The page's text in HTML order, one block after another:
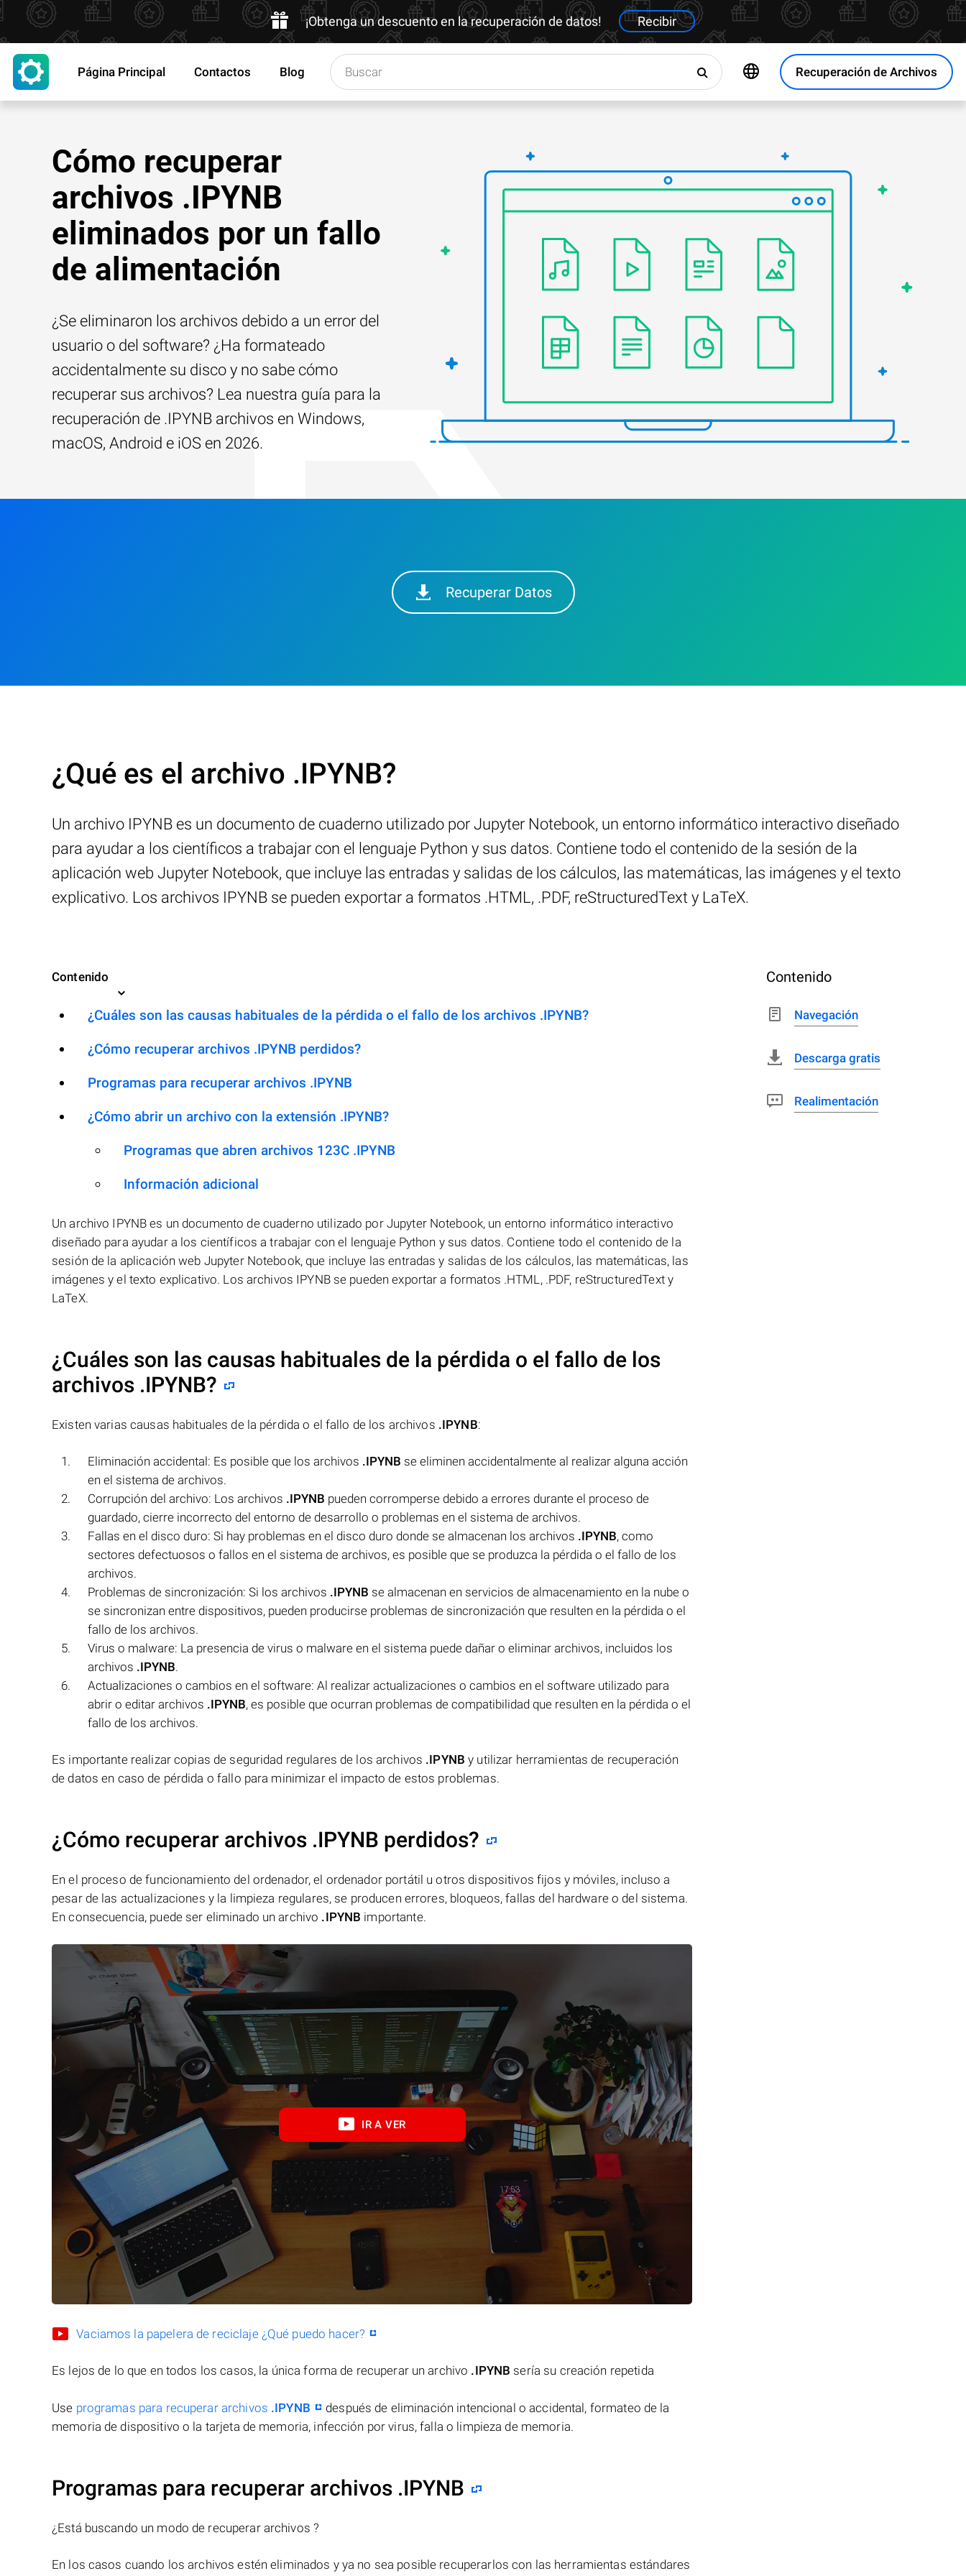
¡Obtenga un descuento en la recuperación de datos! Recibir
Recuperación de Archivos
Página Principal Contactos Blog
Cómo recuperar
archivos .IPYNB
eliminados por un fallo
de alimentación
¿Se eliminaron los archivos debido a un error del
usuario o del software? ¿Ha formateado
accidentalmente su disco y no sabe cómo
recuperar sus archivos? Lea nuestra guía para la
recuperación de .IPYNB archivos en Windows,
macOS, Android e iOS en 2026.
Recuperar Datos
¿Qué es el archivo .IPYNB?
Un archivo IPYNB es un documento de cuaderno utilizado por Jupyter Notebook, un entorno informático interactivo diseñado
para ayudar a los científicos a trabajar con el lenguaje Python y sus datos. Contiene todo el contenido de la sesión de la
aplicación web Jupyter Notebook, que incluye las entradas y salidas de los cálculos, las matemáticas, las imágenes y el texto
explicativo. Los archivos IPYNB se pueden exportar a formatos .HTML, .PDF, reStructuredText y LaTeX.
Contenido
¿Cuáles son las causas habituales de la pérdida o el fallo de los archivos .IPYNB?
¿Cómo recuperar archivos .IPYNB perdidos?
Programas para recuperar archivos .IPYNB
¿Cómo abrir un archivo con la extensión .IPYNB?
Programas que abren archivos 123C .IPYNB
Información adicional
Un archivo IPYNB es un documento de cuaderno utilizado por Jupyter Notebook, un entorno informático interactivo
diseñado para ayudar a los científicos a trabajar con el lenguaje Python y sus datos. Contiene todo el contenido de la
sesión de la aplicación web Jupyter Notebook, que incluye las entradas y salidas de los cálculos, las matemáticas, las
imágenes y el texto explicativo. Los archivos IPYNB se pueden exportar a formatos .HTML, .PDF, reStructuredText y
LaTeX.
¿Cuáles son las causas habituales de la pérdida o el fallo de los
archivos .IPYNB?
Existen varias causas habituales de la pérdida o el fallo de los archivos .IPYNB:
Eliminación accidental: Es posible que los archivos .IPYNB se eliminen accidentalmente al realizar alguna acción
en el sistema de archivos.
Corrupción del archivo: Los archivos .IPYNB pueden corromperse debido a errores durante el proceso de
guardado, cierre incorrecto del entorno de desarrollo o problemas en el sistema de archivos.
Fallas en el disco duro: Si hay problemas en el disco duro donde se almacenan los archivos .IPYNB, como
sectores defectuosos o fallos en el sistema de archivos, es posible que se produzca la pérdida o el fallo de los
archivos.
Problemas de sincronización: Si los archivos .IPYNB se almacenan en servicios de almacenamiento en la nube o
se sincronizan entre dispositivos, pueden producirse problemas de sincronización que resulten en la pérdida o el
fallo de los archivos.
Virus o malware: La presencia de virus o malware en el sistema puede dañar o eliminar archivos, incluidos los
archivos .IPYNB.
Actualizaciones o cambios en el software: Al realizar actualizaciones o cambios en el software utilizado para
abrir o editar archivos .IPYNB, es posible que ocurran problemas de compatibilidad que resulten en la pérdida o el
fallo de los archivos.
Es importante realizar copias de seguridad regulares de los archivos .IPYNB y utilizar herramientas de recuperación
de datos en caso de pérdida o fallo para minimizar el impacto de estos problemas.
¿Cómo recuperar archivos .IPYNB perdidos?
En el proceso de funcionamiento del ordenador, el ordenador portátil u otros dispositivos fijos y móviles, incluso a
pesar de las actualizaciones y la limpieza regulares, se producen errores, bloqueos, fallas del hardware o del sistema.
En consecuencia, puede ser eliminado un archivo .IPYNB importante.
IR A VER
Vaciamos la papelera de reciclaje ¿Qué puedo hacer?
Es lejos de lo que en todos los casos, la única forma de recuperar un archivo .IPYNB sería su creación repetida
Use programas para recuperar archivos .IPYNB
después de eliminación intencional o accidental, formateo de la
memoria de dispositivo o la tarjeta de memoria, infección por virus, falla o limpieza de memoria.
Programas para recuperar archivos .IPYNB
¿Está buscando un modo de recuperar archivos ?
En los casos cuando los archivos estén eliminados y ya no sea posible recuperarlos con las herramientas estándares
Contenido
Navegación
Descarga gratis
Realimentación